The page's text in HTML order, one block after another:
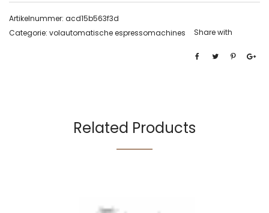
Artikelnummer: acd15b563f3d
Categorie: volautomatische espressomachines Share with
Related Products